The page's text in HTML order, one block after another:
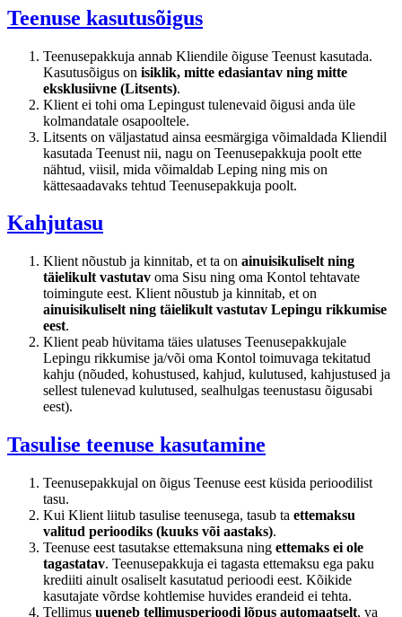
Teenuse kasutusõigus
Teenusepakkuja annab Kliendile õiguse Teenust kasutada.
Kasutusõigus on isiklik, mitte edasiantav ning mitte
eksklusiivne (Litsents).
Klient ei tohi oma Lepingust tulenevaid õigusi anda üle
kolmandatale osapooltele.
Litsents on väljastatud ainsa eesmärgiga võimaldada Kliendil
kasutada Teenust nii, nagu on Teenusepakkuja poolt ette
nähtud, viisil, mida võimaldab Leping ning mis on
kättesaadavaks tehtud Teenusepakkuja poolt.
Kahjutasu
Klient nõustub ja kinnitab, et ta on ainuisikuliselt ning
täielikult vastutav oma Sisu ning oma Kontol tehtavate
toimingute eest. Klient nõustub ja kinnitab, et on
ainuisikuliselt ning täielikult vastutav Lepingu rikkumise
eest.
Klient peab hüvitama täies ulatuses Teenusepakkujale
Lepingu rikkumise ja/või oma Kontol toimuvaga tekitatud
kahju (nõuded, kohustused, kahjud, kulutused, kahjustused ja
sellest tulenevad kulutused, sealhulgas teenustasu õigusabi
eest).
Tasulise teenuse kasutamine
Teenusepakkujal on õigus Teenuse eest küsida perioodilist
tasu.
Kui Klient liitub tasulise teenusega, tasub ta ettemaksu
valitud perioodiks (kuuks või aastaks).
Teenuse eest tasutakse ettemaksuna ning ettemaks ei ole
tagastatav. Teenusepakkuja ei tagasta ettemaksu ega paku
krediiti ainult osaliselt kasutatud perioodi eest. Kõikide
kasutajate võrdse kohtlemise huvides erandeid ei tehta.
Tellimus uueneb tellimusperioodi lõpus automaatselt, va